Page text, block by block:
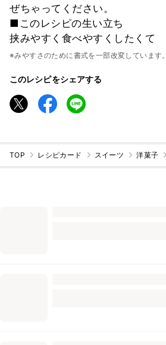
ぜちゃってください。
■このレシピの生い立ち
挟みやすく食べやすくしたくて
※みやすさのために書式を一部改変しています。
このレシピをシェアする
TOP レシピカード スイーツ 洋菓子